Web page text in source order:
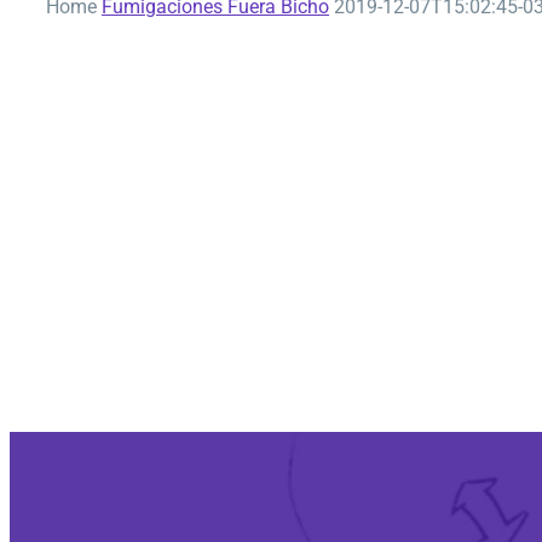
Home Fumigaciones Fuera Bicho 2019-12-07T15:02:45-